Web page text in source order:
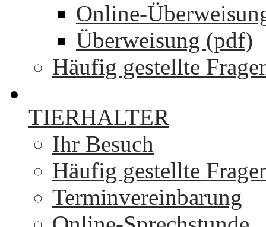
Online-
Überweisung (pdf)
Häufig gestellte
TIERHALTER
Ihr Besuch
Häufig gestellte
Terminvereinbarung